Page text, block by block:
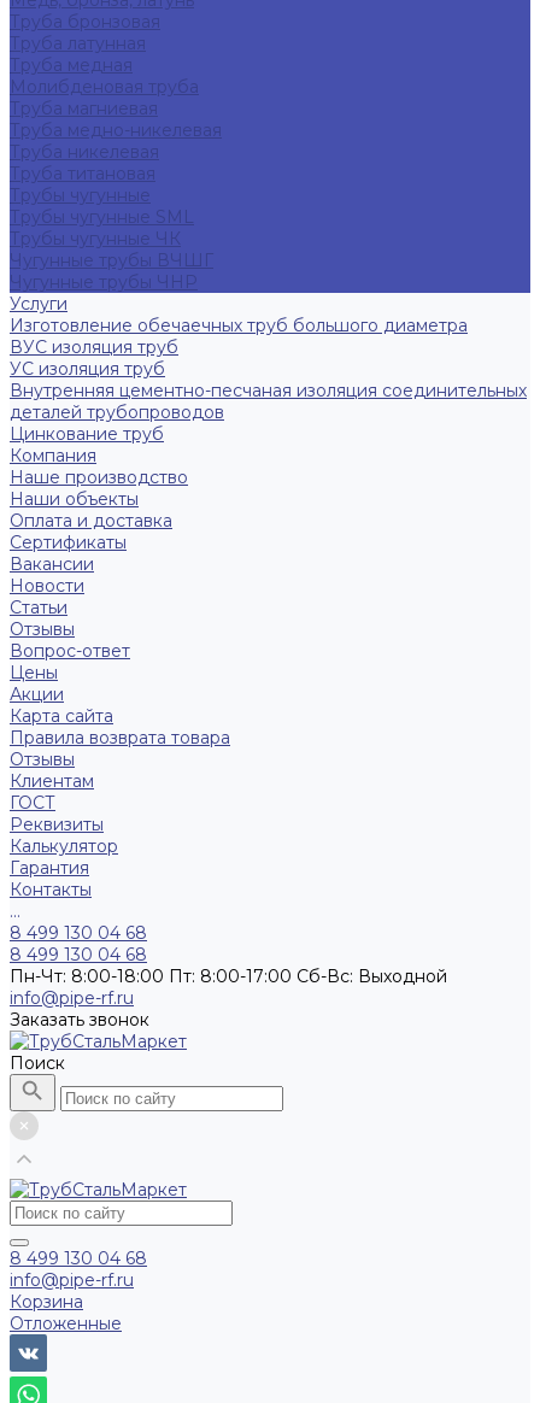
Труба бронзовая
Труба латунная
Труба медная
Молибденовая труба
Труба магниевая
Труба медно-никелевая
Труба никелевая
Труба титановая
Трубы чугунные
Трубы чугунные SML
Трубы чугунные ЧК
Чугунные трубы ВЧШГ
Чугунные трубы ЧНР
Услуги
Изготовление обечаечных труб большого диаметра
ВУС изоляция труб
УС изоляция труб
Внутренняя цементно-песчаная изоляция соединительных
деталей трубопроводов
Цинкование труб
Компания
Наше производство
Наши объекты
Оплата и доставка
Сертификаты
Вакансии
Новости
Статьи
Отзывы
Вопрос-ответ
Цены
Акции
Карта сайта
Правила возврата товара
Отзывы
Клиентам
ГОСТ
Реквизиты
Калькулятор
Гарантия
Контакты
...
8 499 130 04 68
8 499 130 04 68
Пн-Чт: 8:00-18:00 Пт: 8:00-17:00 Сб-Вс: Выходной
info@pipe-rf.ru
Заказать звонок
Поиск
8 499 130 04 68
info@pipe-rf.ru
Корзина
Отложенные